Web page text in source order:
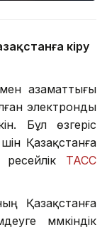
кіру
азаматтығы
электронды
Бұл өзгеріс
Қазақстанға
ТАСС
Қазақстанға
мүмкіндік